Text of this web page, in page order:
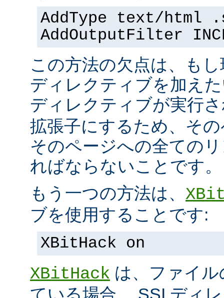
AddType text/html
AddOutputFilter
この方法の欠点は、も
ディレクティブを加え
ディレクティブが実行
拡張子にするため、そ
そのページへの全ての
ればならないことです。
もう一つの方法は、
ブを使用することです:
XBitHack on
XBitHack は、ファイ